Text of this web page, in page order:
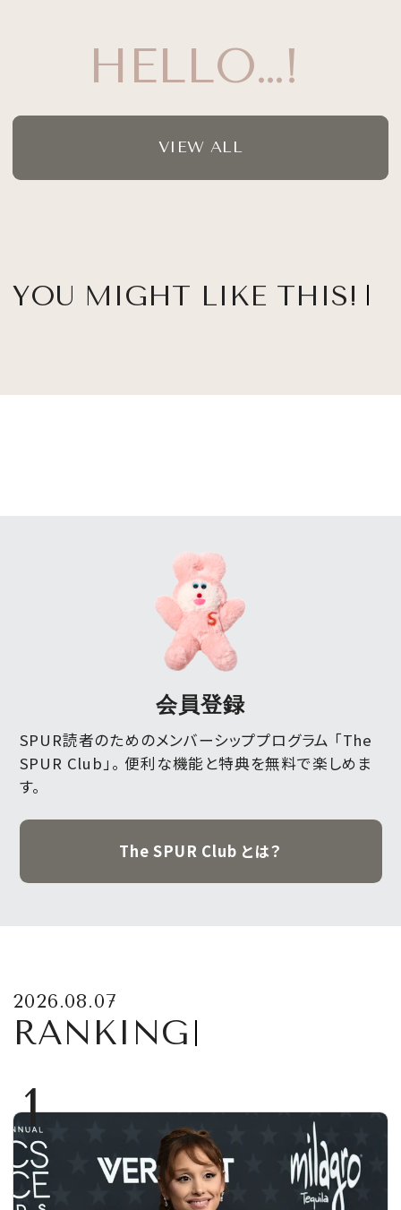
HELLO…!
VIEW ALL
YOU MIGHT LIKE THIS!
会員登録
SPUR読者のためのメンバーシッププログラム 「The
SPUR Club」。 便利な機能と特典を無料で楽しめま
す。
The SPUR Club とは？
2026.08.07
RANKING
1